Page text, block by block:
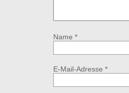
Name *
E-Mail-Adresse *